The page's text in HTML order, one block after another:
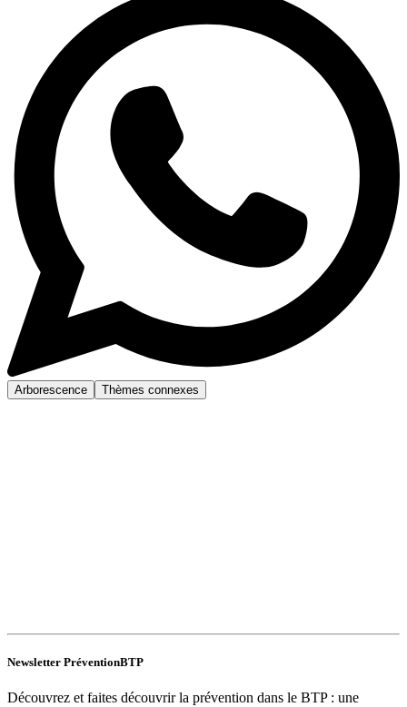
Arborescence Thèmes connexes
Newsletter PréventionBTP
Découvrez et faites découvrir la prévention dans le BTP : une